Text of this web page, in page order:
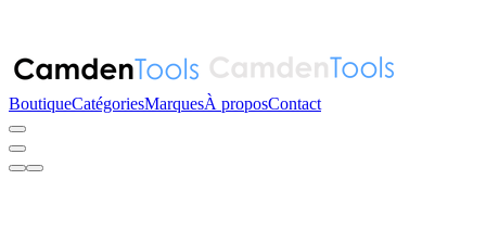
BoutiqueCatégoriesMarquesÀ proposContact